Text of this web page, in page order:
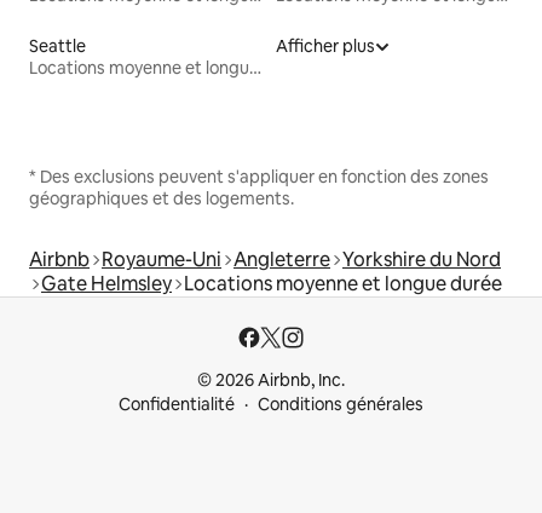
Seattle
Locations moyenne et longue durée
Afficher plus
* Des exclusions peuvent s'appliquer en fonction des zones
géographiques et des logements.
Airbnb Royaume-Uni Angleterre Yorkshire du Nord
Gate Helmsley Locations moyenne et longue durée
© 2026 Airbnb, Inc.
Confidentialité
Conditions générales